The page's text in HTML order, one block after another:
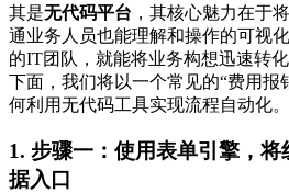
其是无代码平台 ，其核心魅力在于
通业务人员也能理解和操作的可视
的IT团队，就能将业务构想迅速转
下面，我们将以一个常见的“费用报
何利用无代码工具实现流程自动化。
1. 步骤一：使用表单引擎，
据入口